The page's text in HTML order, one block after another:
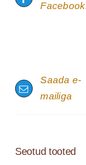
Saada e-
mailiga
Seotud tooted